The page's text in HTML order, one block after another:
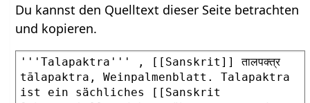
Du kannst den Quelltext dieser Seite betrachten
und kopieren.